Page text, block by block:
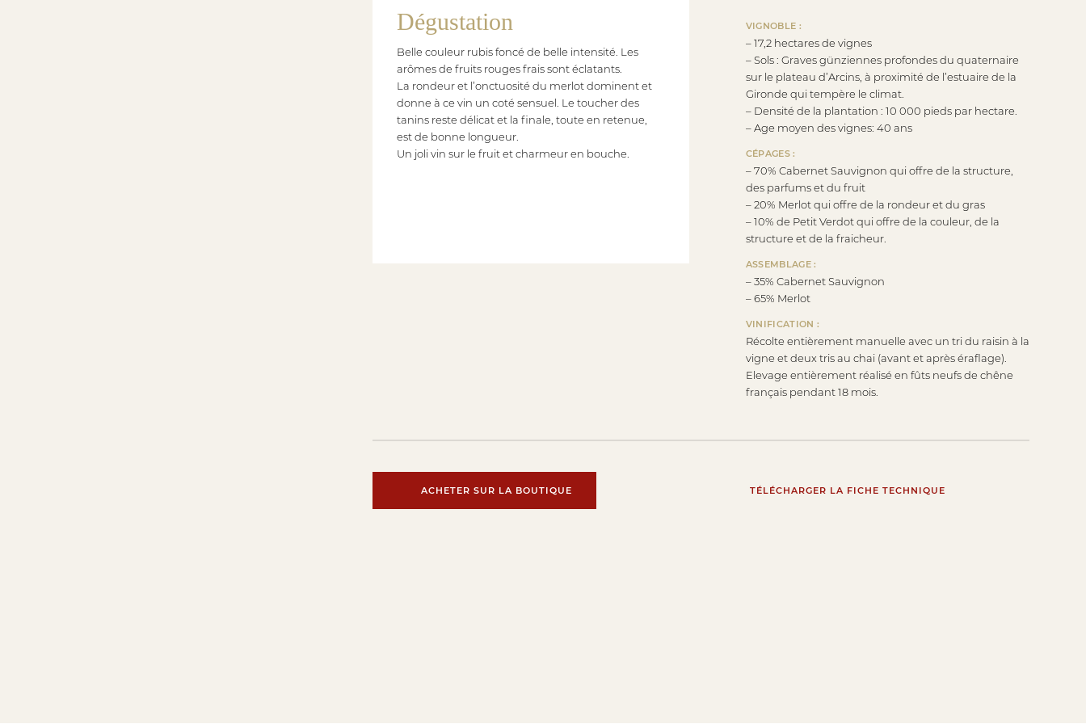
Dégustation
Belle couleur rubis foncé de belle intensité. Les
arômes de fruits rouges frais sont éclatants.
La rondeur et l’onctuosité du merlot dominent et
donne à ce vin un coté sensuel. Le toucher des
tanins reste délicat et la finale, toute en retenue,
est de bonne longueur.
Un joli vin sur le fruit et charmeur en bouche.
VIGNOBLE :
– 17,2 hectares de vignes
– Sols : Graves günziennes profondes du quaternaire
sur le plateau d’Arcins, à proximité de l’estuaire de la
Gironde qui tempère le climat.
– Densité de la plantation : 10 000 pieds par hectare.
– Age moyen des vignes: 40 ans
CÉPAGES :
– 70% Cabernet Sauvignon qui offre de la structure,
des parfums et du fruit
– 20% Merlot qui offre de la rondeur et du gras
– 10% de Petit Verdot qui offre de la couleur, de la
structure et de la fraicheur.
ASSEMBLAGE :
– 35% Cabernet Sauvignon
– 65% Merlot
VINIFICATION :
Récolte entièrement manuelle avec un tri du raisin à la
vigne et deux tris au chai (avant et après éraflage).
Elevage entièrement réalisé en fûts neufs de chêne
français pendant 18 mois.
ACHETER SUR LA BOUTIQUE TÉLÉCHARGER LA FICHE TECHNIQUE